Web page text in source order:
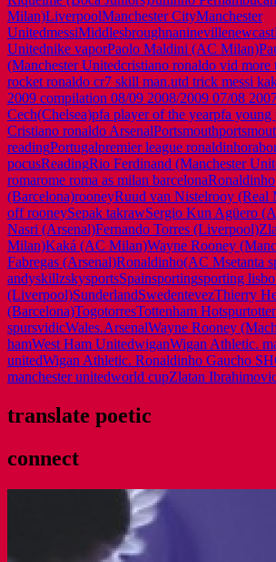
Milan)LiverpoolManchester CityManchester
UnitedmessiMiddlesbroughnanineville
Unitednike vaporPaolo Maldini (AC Milan)
(Manchester Unitedcristiano ronaldo vid more
rocket ronaldo cr7 skill man.utd trick messi
2009 compilation 08/09 2008/2009 07/08
Cech(Chelsea)pfa player of the yearpfa young
Cristiano ronaldo ArsenalPortsmouth
readingPortugalpremier league ronaldinho
pocusReadingRio Ferdinand (Manchester
romarome roma as milan barcelonaRonaldinho
(Barcelona)rooneyRuud van Nistelrooy (Real
off rooneySepak takrawSergio Kun Agüero
Nasri (Arsenal)Fernando Torres
Milan)Kaká (AC Milan)Wayne Rooney
Fabregas (Arsenal)Ronaldinho(AC Msetanta
andyskillzskysportsSpainsportingsporting
(Liverpool)SunderlandSwedentevezThierry
(Barcelona)TogotorresTottenham Hotspur
spursvidicWales.ArsenalWayne Rooney
hamWest Ham UnitedwiganWigan Athletic.
unitedWigan Athletic. Ronaldinho Gaucho
manchester unitedworld cupZlatan
translate poetic
connect